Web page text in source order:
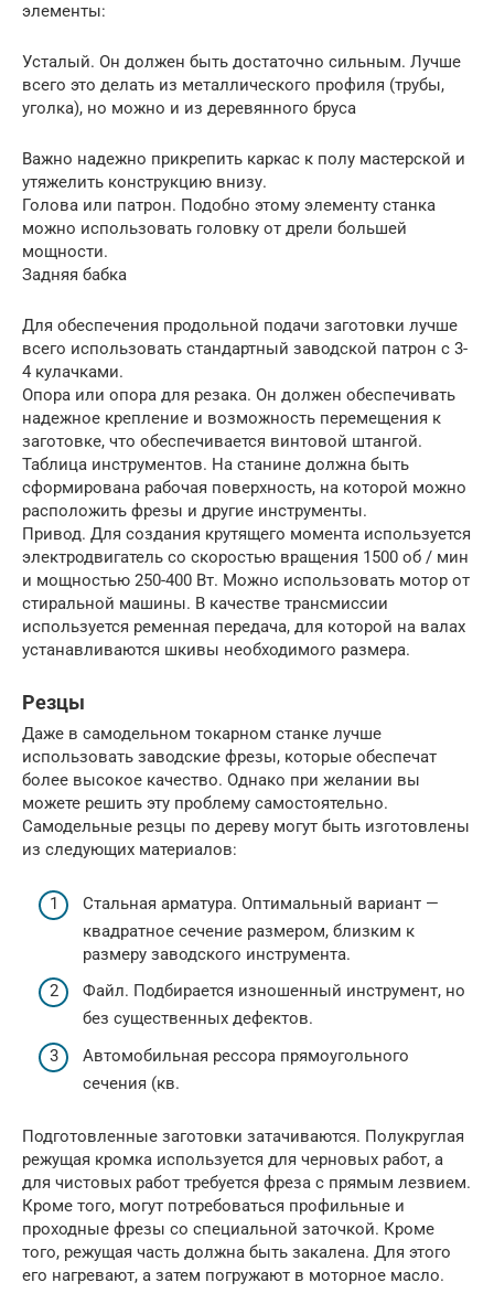
элементы:
Усталый. Он должен быть достаточно сильным. Лучше
всего это делать из металлического профиля (трубы,
уголка), но можно и из деревянного бруса
Важно надежно прикрепить каркас к полу мастерской и
утяжелить конструкцию внизу.
Голова или патрон. Подобно этому элементу станка
можно использовать головку от дрели большей
мощности.
Задняя бабка
Для обеспечения продольной подачи заготовки лучше
всего использовать стандартный заводской патрон с 3-
4 кулачками.
Опора или опора для резака. Он должен обеспечивать
надежное крепление и возможность перемещения к
заготовке, что обеспечивается винтовой штангой.
Таблица инструментов. На станине должна быть
сформирована рабочая поверхность, на которой можно
расположить фрезы и другие инструменты.
Привод. Для создания крутящего момента используется
электродвигатель со скоростью вращения 1500 об / мин
и мощностью 250-400 Вт. Можно использовать мотор от
стиральной машины. В качестве трансмиссии
используется ременная передача, для которой на валах
устанавливаются шкивы необходимого размера.
Резцы
Даже в самодельном токарном станке лучше
использовать заводские фрезы, которые обеспечат
более высокое качество. Однако при желании вы
можете решить эту проблему самостоятельно.
Самодельные резцы по дереву могут быть изготовлены
из следующих материалов:
Стальная арматура. Оптимальный вариант —
квадратное сечение размером, близким к
размеру заводского инструмента.
Файл. Подбирается изношенный инструмент, но
без существенных дефектов.
Автомобильная рессора прямоугольного
сечения (кв.
Подготовленные заготовки затачиваются. Полукруглая
режущая кромка используется для черновых работ, а
для чистовых работ требуется фреза с прямым лезвием.
Кроме того, могут потребоваться профильные и
проходные фрезы со специальной заточкой. Кроме
того, режущая часть должна быть закалена. Для этого
его нагревают, а затем погружают в моторное масло.